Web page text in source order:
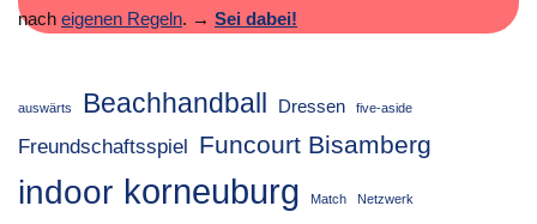
nach eigenen Regeln. → Sei dabei!
auswärts Beachhandball Dressen five-aside
Freundschaftsspiel Funcourt Bisamberg
indoor korneuburg Match Netzwerk